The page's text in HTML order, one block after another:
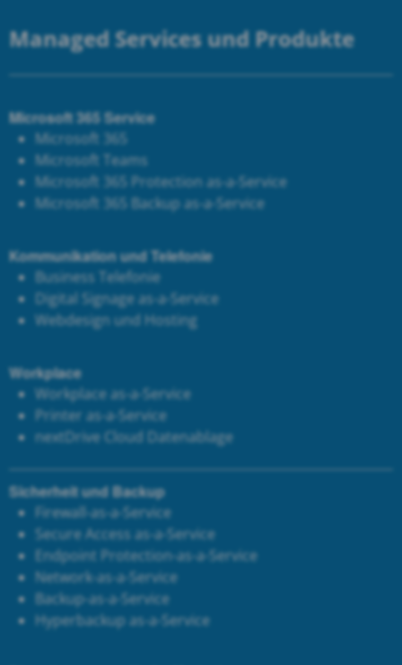
Managed Services und Produkte
Microsoft 365 Service
Microsoft 365
Microsoft Teams
Microsoft 365 Protection as-a-Service
Microsoft 365 Backup as-a-Service
Kommunikation und Telefonie
Business Telefonie
Digital Signage as-a-Service
Webdesign und Hosting
Workplace
Workplace as-a-Service
Printer as-a-Service
nextDrive Cloud Datenablage
Sicherheit und Backup
Firewall-as-a-Service
Secure Access as-a-Service
Endpoint Protection-as-a-Service
Network-as-a-Service
Backup-as-a-Service
Hyperbackup as-a-Service